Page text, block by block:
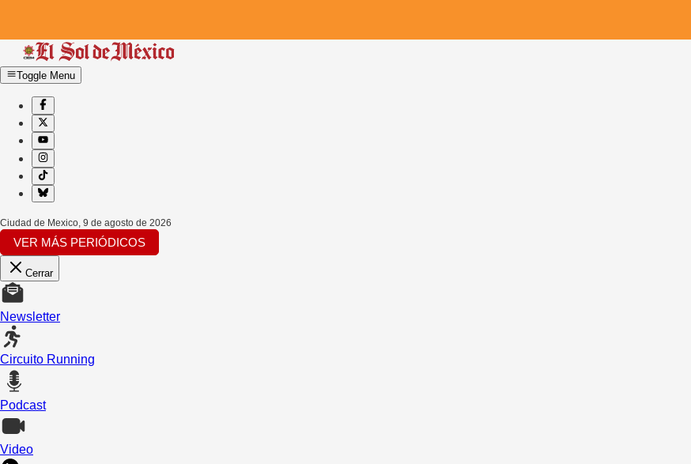
Toggle Menu
Ciudad de Mexico, 9 de agosto de 2026
VER MÁS PERIÓDICOS
Cerrar
Newsletter
Circuito Running
Podcast
Video